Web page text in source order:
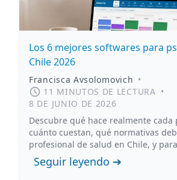
Los 6 mejores softwares para
Chile 2026
Francisca Avsolomovich •
11 MINUTOS DE LECTURA •
8 DE JUNIO DE 2026
Descubre qué hace realmente cada
cuánto cuestan, qué normativas
profesional de salud en Chile, y
etapa conviene cada opción.
Seguir leyendo ➔